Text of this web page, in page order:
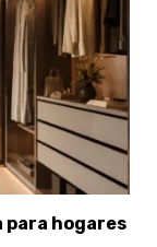
para hogares